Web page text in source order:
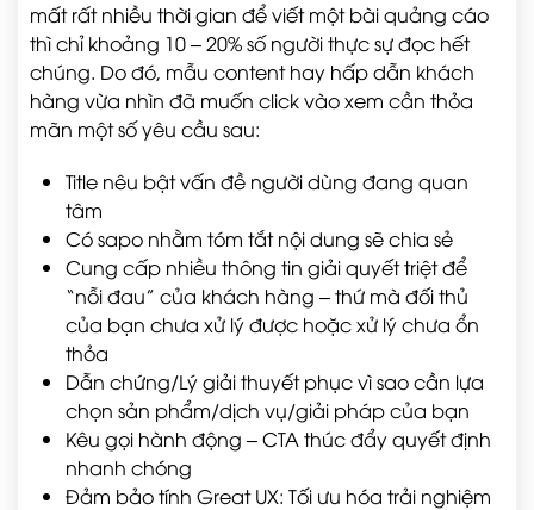
mất rất nhiều thời gian để viết một bài quảng cáo
thì chỉ khoảng 10 – 20% số người thực sự đọc hết
chúng. Do đó, mẫu content hay hấp dẫn khách
hàng vừa nhìn đã muốn click vào xem cần thỏa
mãn một số yêu cầu sau:
Title nêu bật vấn đề người dùng đang quan
tâm
Có sapo nhằm tóm tắt nội dung sẽ chia sẻ
Cung cấp nhiều thông tin giải quyết triệt để
“nỗi đau” của khách hàng – thứ mà đối thủ
của bạn chưa xử lý được hoặc xử lý chưa ổn
thỏa
Dẫn chứng/Lý giải thuyết phục vì sao cần lựa
chọn sản phẩm/dịch vụ/giải pháp của bạn
Kêu gọi hành động – CTA thúc đẩy quyết định
nhanh chóng
Đảm bảo tính Great UX: Tối ưu hóa trải nghiệm